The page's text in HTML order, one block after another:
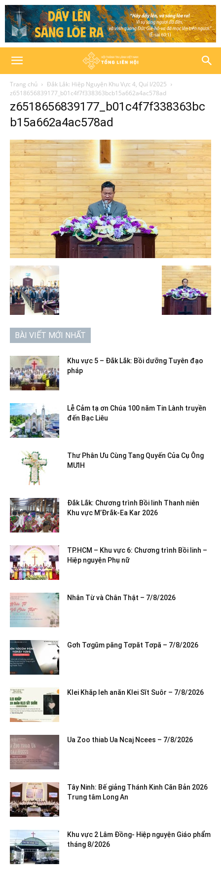
Trang chủ
Đắk Lắk: Hiệp Nguyện Khu Vực 4, Quí I/2025
z6518656839177_b01c4f7f338363bcb15a662a4ac578ad
z6518656839177_b01c4f7f338363bc
b15a662a4ac578ad
BÀI VIẾT MỚI NHẤT
Khu vực 5 – Đắk Lắk: Bồi dưỡng Tuyên đạo
pháp
Lễ Cảm tạ ơn Chúa 100 năm Tin Lành truyền
đến Bạc Liêu
Thư Phân Ưu Cùng Tang Quyến Của Cụ Ông
MƯIH
Đắk Lắk: Chương trình Bồi linh Thanh niên
Khu vực M’Đrắk-Ea Kar 2026
TP.HCM – Khu vực 6: Chương trình Bồi linh –
Hiệp nguyện Phụ nữ
Nhân Từ và Chân Thật – 7/8/2026
Gơh Tơgŭm păng Tơpăt Tơpă – 7/8/2026
Klei Khăp leh anăn Klei Sĭt Suôr – 7/8/2026
Ua Zoo thiab Ua Ncaj Ncees – 7/8/2026
Tây Ninh: Bế giảng Thánh Kinh Căn Bản 2026
Trung tâm Long An
Khu vực 2 Lâm Đồng- Hiệp nguyện Giáo phẩm
tháng 8/2026